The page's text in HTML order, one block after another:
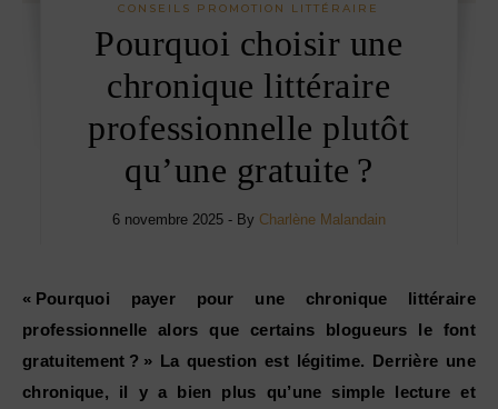
CONSEILS PROMOTION LITTÉRAIRE
Pourquoi choisir une
chronique littéraire
professionnelle plutôt
qu’une gratuite ?
6 novembre 2025 - By Charlène Malandain
« Pourquoi payer pour une chronique littéraire
professionnelle alors que certains blogueurs le font
gratuitement ? » La question est légitime. Derrière une
chronique, il y a bien plus qu’une simple lecture et